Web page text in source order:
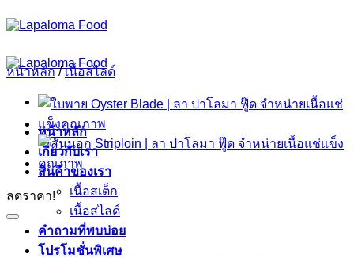
ข้าม
ไป
ยัง
เนื้อหา
หน้าหลัก
เกี่ยวกับเรา
สินค้าของเรา
เนื้อสเต็ก
เนื้อสไลด์
คำถามที่พบบ่อย
โปรโมชั่นพิเศษ
หน้าหลัก / เนื้อสไลด์
ลดราคา!